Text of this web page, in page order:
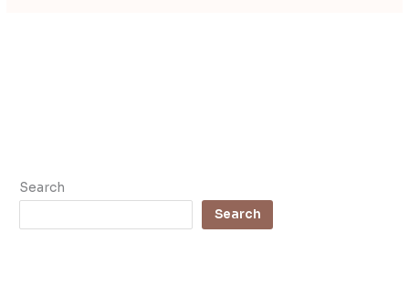
Search
Search